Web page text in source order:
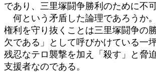
であり、三里塚闘争勝利のために不
何という矛盾した論理であろうか
権利を守り抜くことは三里塚闘争の
欠である」として呼びかけている一
残忍なテロ襲撃を加え「殺す」と脅
支援者なのである。